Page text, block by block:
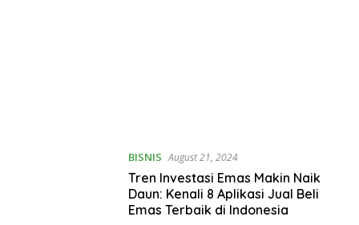
BISNIS August 21, 2024
Tren Investasi Emas Makin Naik
Daun: Kenali 8 Aplikasi Jual Beli
Emas Terbaik di Indonesia